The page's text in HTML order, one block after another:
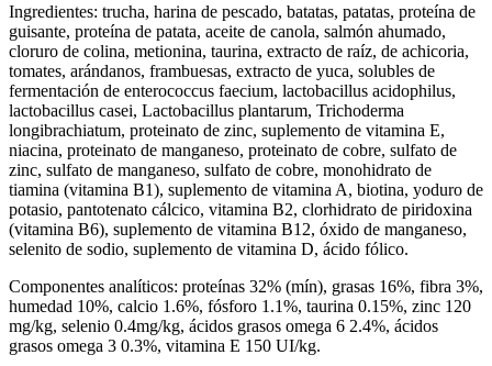
Ingredientes: trucha, harina de pescado, batatas, patatas, proteína de
guisante, proteína de patata, aceite de canola, salmón ahumado,
cloruro de colina, metionina, taurina, extracto de raíz, de achicoria,
tomates, arándanos, frambuesas, extracto de yuca, solubles de
fermentación de enterococcus faecium, lactobacillus acidophilus,
lactobacillus casei, Lactobacillus plantarum, Trichoderma
longibrachiatum, proteinato de zinc, suplemento de vitamina E,
niacina, proteinato de manganeso, proteinato de cobre, sulfato de
zinc, sulfato de manganeso, sulfato de cobre, monohidrato de
tiamina (vitamina B1), suplemento de vitamina A, biotina, yoduro de
potasio, pantotenato cálcico, vitamina B2, clorhidrato de piridoxina
(vitamina B6), suplemento de vitamina B12, óxido de manganeso,
selenito de sodio, suplemento de vitamina D, ácido fólico.
Componentes analíticos: proteínas 32% (mín), grasas 16%, fibra 3%,
humedad 10%, calcio 1.6%, fósforo 1.1%, taurina 0.15%, zinc 120
mg/kg, selenio 0.4mg/kg, ácidos grasos omega 6 2.4%, ácidos
grasos omega 3 0.3%, vitamina E 150 UI/kg.